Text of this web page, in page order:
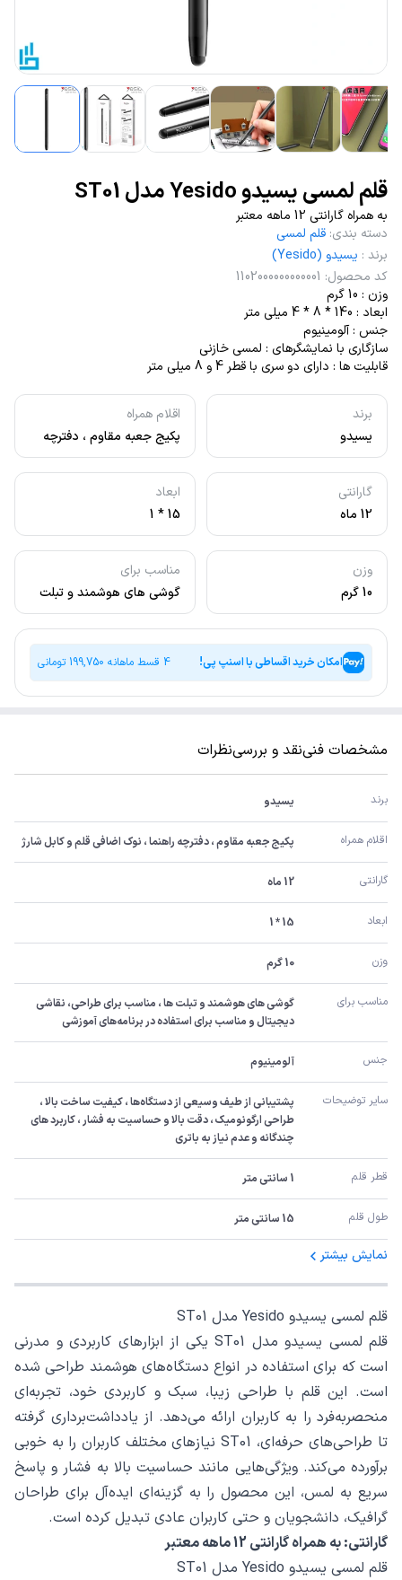
قلم لمسی یسیدو Yesido مدل ST01
برند
یسیدو
اقلام همراه
پکیج جعبه مقاوم ، دفترچه
راهنما ، نوک اضافی قلم و
کابل شارژ
گارانتی
12 ماه
ابعاد
15 * 1
وزن
10 گرم
مناسب برای
گوشی های هوشمند و تبلت
ها ، مناسب برای طراحی،
نقاشی دیجیتال و مناسب
برای استفاده در برنامه‌های
آموزشی
به همراه گارانتی 12 ماهه معتبر
دسته بندی: قلم لمسی
برند : یسیدو (Yesido)
کد محصول:
1102000000000001
وزن : 10 گرم
ابعاد : 140 * 8 * 4 میلی متر
جنس : آلومینیوم
سازگاری با نمایشگر‌های : لمسی خازنی
قابلیت ها : دارای دو سری با قطر 4 و 8 میلی متر
امکان خرید اقساطی با اسنپ پی! 4 قسط ماهانه 199,750 تومانی
مشخصات فنینقد و بررسینظرات
برند یسیدو
اقلام همراه پکیج جعبه مقاوم ، دفترچه راهنما ، نوک اضافی قلم و کابل شارژ
گارانتی 12 ماه
ابعاد 15 * 1
وزن 10 گرم
مناسب برای
دیجیتال و مناسب برای استفاده در برنامه‌های آموزشی
جنس آلومینیوم
سایر توضیحات
چندگانه و عدم نیاز به باتری
قطر قلم 1 سانتی متر
طول قلم 15 سانتی متر
نمایش بیشتر
قلم لمسی یسیدو Yesido مدل ST01
قلم لمسی یسیدو مدل ST01 یکی از ابزارهای کاربردی و مدرنی
است که برای استفاده در انواع دستگاه‌های هوشمند طراحی شده
است. این قلم با طراحی زیبا، سبک و کاربردی خود، تجربه‌ای
منحصربه‌فرد را به کاربران ارائه می‌دهد. از یادداشت‌برداری گرفته
تا طراحی‌های حرفه‌ای، ST01 نیازهای مختلف کاربران را به خوبی
برآورده می‌کند. ویژگی‌هایی مانند حساسیت بالا به فشار و پاسخ
سریع به لمس، این محصول را به گزینه‌ای ایده‌آل برای طراحان
گرافیک، دانشجویان و حتی کاربران عادی تبدیل کرده است.
گارانتی: به همراه گارانتی 12 ماهه معتبر
قلم لمسی یسیدو Yesido مدل ST01